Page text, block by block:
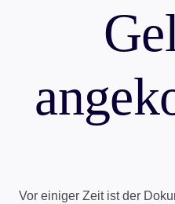
Vor einiger Zeit ist der